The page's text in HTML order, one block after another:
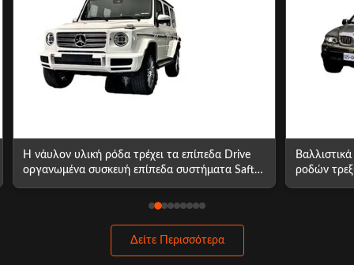
Βαλλιστικά ανθεκτικά συστήματα ενθέτων
ροδών τρεξίματος επίπεδα για τη ρόδα Lexus
Η
επίπεδα
Δείτε Περισσότερα